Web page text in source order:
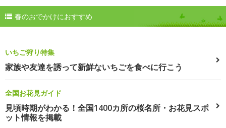
春のおでかけにおすすめ
いちご狩り特集
家族や友達を誘って新鮮ないちごを食べに行こう
全国お花見ガイド
見頃時期がわかる！全国1400カ所の桜名所・お花見スポ
ット情報を掲載